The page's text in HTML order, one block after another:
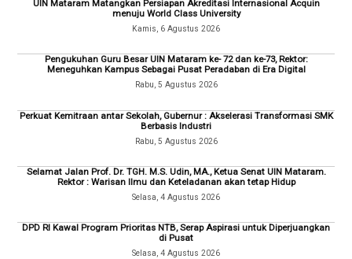
UIN Mataram Matangkan Persiapan Akreditasi Internasional Acquin
menuju World Class University
Kamis, 6 Agustus 2026
Pengukuhan Guru Besar UIN Mataram ke- 72 dan ke-73, Rektor:
Meneguhkan Kampus Sebagai Pusat Peradaban di Era Digital
Rabu, 5 Agustus 2026
Perkuat Kemitraan antar Sekolah, Gubernur : Akselerasi Transformasi SMK
Berbasis Industri
Rabu, 5 Agustus 2026
Selamat Jalan Prof. Dr. TGH. M.S. Udin, MA., Ketua Senat UIN Mataram.
Rektor : Warisan Ilmu dan Keteladanan akan tetap Hidup
Selasa, 4 Agustus 2026
DPD RI Kawal Program Prioritas NTB, Serap Aspirasi untuk Diperjuangkan
di Pusat
Selasa, 4 Agustus 2026